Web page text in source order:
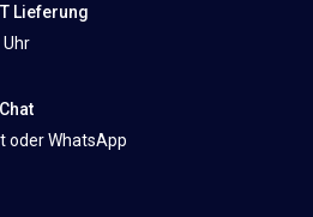
Lieferung
Uhr
oder WhatsApp